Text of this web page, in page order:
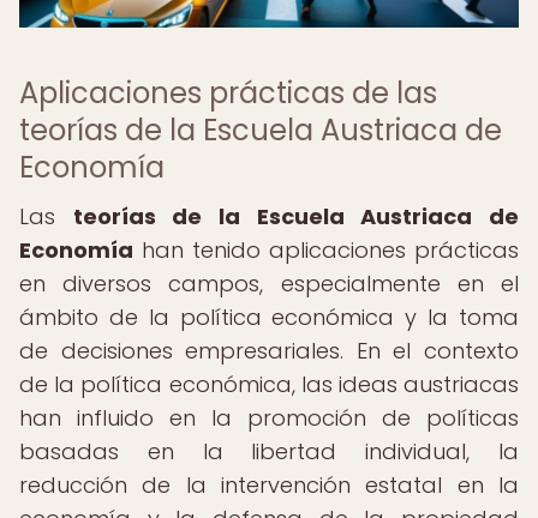
Aplicaciones prácticas de las
teorías de la Escuela Austriaca de
Economía
Las teorías de la Escuela Austriaca de
Economía han tenido aplicaciones prácticas
en diversos campos, especialmente en el
ámbito de la política económica y la toma
de decisiones empresariales. En el contexto
de la política económica, las ideas austriacas
han influido en la promoción de políticas
basadas en la libertad individual, la
reducción de la intervención estatal en la